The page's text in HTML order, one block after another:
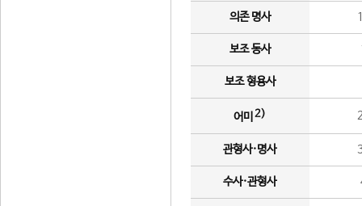
의존 명사
보조 동사
보조 형용사
어미 2)
관형사·명사
수사·관형사